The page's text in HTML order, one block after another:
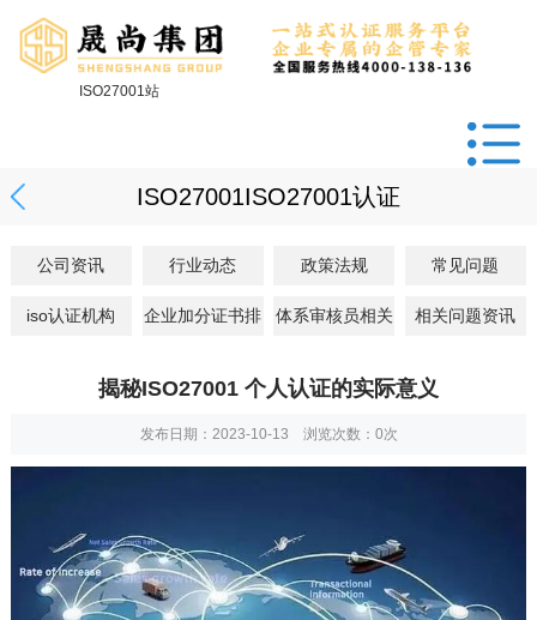
ISO27001站
ISO27001ISO27001认证
公司资讯 行业动态 政策法规 常见问题
iso认证机构 企业加分证书排 体系审核员相关 相关问题资讯
揭秘ISO27001 个人认证的实际意义
发布日期：2023-10-13 浏览次数： 0次